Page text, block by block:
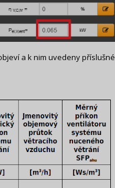
a k nim uvedeny příslušné